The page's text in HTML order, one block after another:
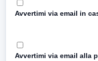
Avvertimi via email in
Avvertimi via email alla